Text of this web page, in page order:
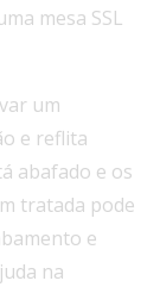
mesa SSL
um
e reflita
abafado e os
tratada pode
e
na